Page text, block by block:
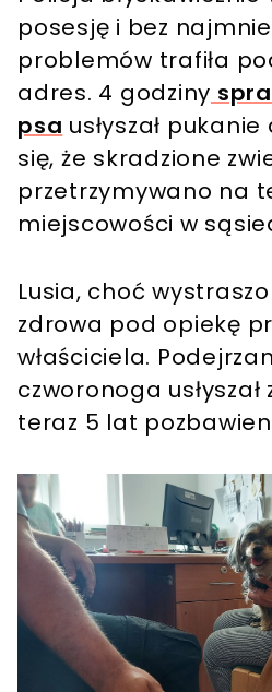
posesję i bez
problemów trafiła
adres. 4 godziny
psa usłyszał
się, że skradzione
przetrzymywano na
miejscowości w
Lusia, choć
zdrowa pod opiekę
właściciela.
czworonoga usłyszał
teraz 5 lat